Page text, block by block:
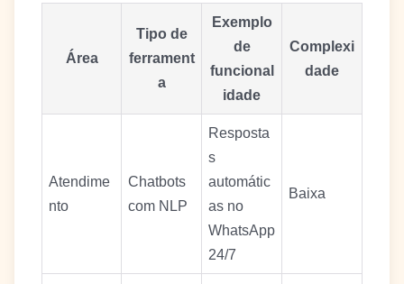
Área
Tipo de
ferrament
a
Exemplo
de
funcional
idade
Complexi
dade
Atendime
nto
Chatbots
com NLP
Resposta
s
automátic
as no
WhatsApp
24/7
Baixa